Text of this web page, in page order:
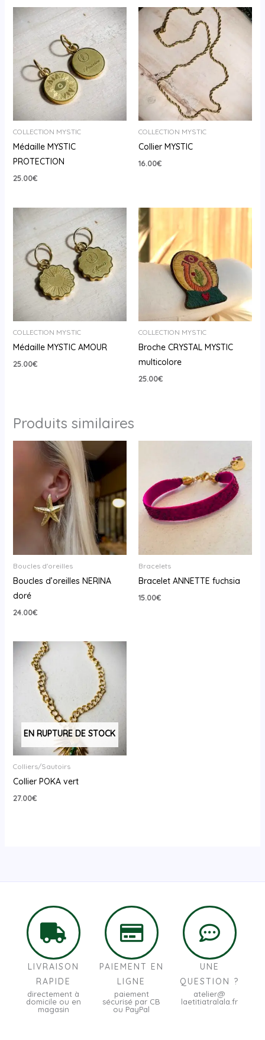
COLLECTION MYSTIC
Médaille MYSTIC
PROTECTION
25.00€
COLLECTION MYSTIC
Collier MYSTIC
16.00€
COLLECTION MYSTIC
Médaille MYSTIC AMOUR
25.00€
COLLECTION MYSTIC
Broche CRYSTAL MYSTIC
multicolore
25.00€
Produits similaires
Boucles d'oreilles
Boucles d’oreilles NERINA
doré
24.00€
Bracelets
Bracelet ANNETTE fuchsia
15.00€
EN RUPTURE DE STOCK
Colliers/Sautoirs
Collier POKA vert
27.00€
LIVRAISON
RAPIDE
directement à
domicile ou en
magasin
PAIEMENT EN
LIGNE
paiement
sécurisé par CB
ou PayPal
UNE
QUESTION ?
atelier@
laetitiatralala.fr